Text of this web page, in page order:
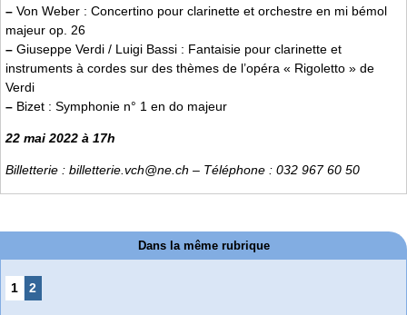
– Von Weber : Concertino pour clarinette et orchestre en mi bémol
majeur op. 26
– Giuseppe Verdi / Luigi Bassi : Fantaisie pour clarinette et
instruments à cordes sur des thèmes de l’opéra « Rigoletto » de
Verdi
– Bizet : Symphonie n° 1 en do majeur
22 mai 2022 à 17h
Billetterie : billetterie.vch@ne.ch – Téléphone : 032 967 60 50
Dans la même rubrique
1 2